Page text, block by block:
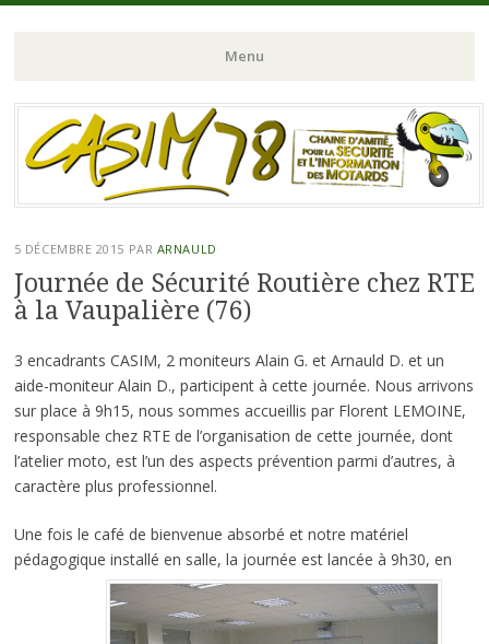
Menu
Aller
au
contenu
5 DÉCEMBRE 2015 PAR ARNAULD
Journée de Sécurité Routière chez RTE
à la Vaupalière (76)
3 encadrants CASIM, 2 moniteurs Alain G. et Arnauld D. et un
aide-moniteur Alain D., participent à cette journée. Nous arrivons
sur place à 9h15, nous sommes accueillis par Florent LEMOINE,
responsable chez RTE de l’organisation de cette journée, dont
l’atelier moto, est l’un des aspects prévention parmi d’autres, à
caractère plus professionnel.
Une fois le café de bienvenue absorbé et notre matériel
pédagogique installé en salle, la journée est lancée à 9h30, en